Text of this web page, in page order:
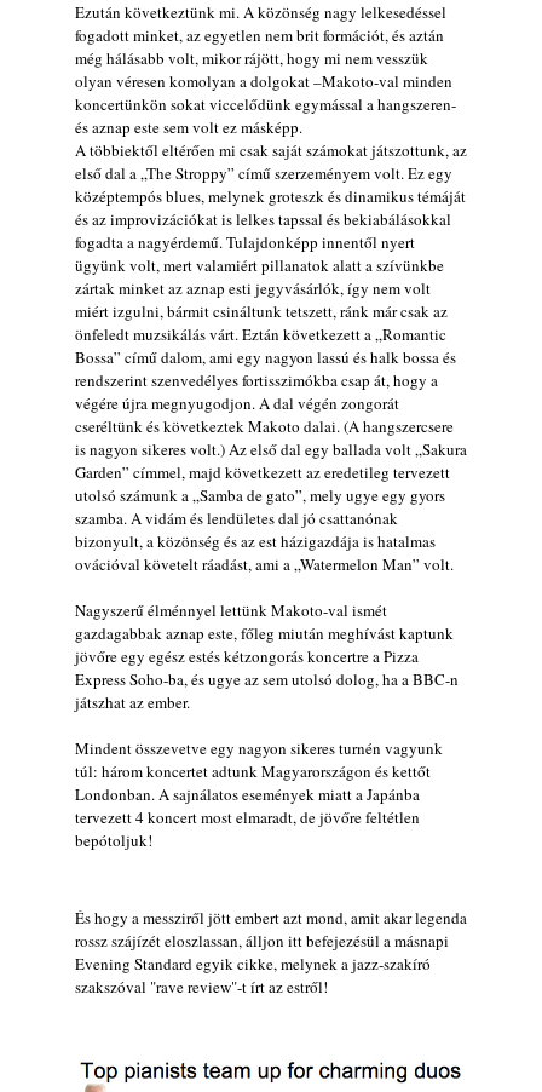
Ezután következtünk mi. A közönség nagy lelkesedéssel
fogadott minket, az egyetlen nem brit formációt, és aztán
még hálásabb volt, mikor rájött, hogy mi nem vesszük
olyan véresen komolyan a dolgokat –Makoto-val minden
koncertünkön sokat viccelődünk egymással a hangszeren-
és aznap este sem volt ez másképp.
A többiektől eltérően mi csak saját számokat játszottunk, az
első dal a „The Stroppy” című szerzeményem volt. Ez egy
középtempós blues, melynek groteszk és dinamikus témáját
és az improvizációkat is lelkes tapssal és bekiabálásokkal
fogadta a nagyérdemű. Tulajdonképp innentől nyert
ügyünk volt, mert valamiért pillanatok alatt a szívünkbe
zártak minket az aznap esti jegyvásárlók, így nem volt
miért izgulni, bármit csináltunk tetszett, ránk már csak az
önfeledt muzsikálás várt. Eztán következett a „Romantic
Bossa” című dalom, ami egy nagyon lassú és halk bossa és
rendszerint szenvedélyes fortisszimókba csap át, hogy a
végére újra megnyugodjon. A dal végén zongorát
cseréltünk és következtek Makoto dalai. (A hangszercsere
is nagyon sikeres volt.) Az első dal egy ballada volt „Sakura
Garden” címmel, majd következett az eredetileg tervezett
utolsó számunk a „Samba de gato”, mely ugye egy gyors
szamba. A vidám és lendületes dal jó csattanónak
bizonyult, a közönség és az est házigazdája is hatalmas
ovációval követelt ráadást, ami a „Watermelon Man” volt.
Nagyszerű élménnyel lettünk Makoto-val ismét
gazdagabbak aznap este, főleg miután meghívást kaptunk
jövőre egy egész estés kétzongorás koncertre a Pizza
Express Soho-ba, és ugye az sem utolsó dolog, ha a BBC-n
játszhat az ember.
Mindent összevetve egy nagyon sikeres turnén vagyunk
túl: három koncertet adtunk Magyarországon és kettőt
Londonban. A sajnálatos események miatt a Japánba
tervezett 4 koncert most elmaradt, de jövőre feltétlen
bepótoljuk!
És hogy a messziről jött embert azt mond, amit akar legenda
rossz szájízét eloszlassan, álljon itt befejezésül a másnapi
Evening Standard egyik cikke, melynek a jazz-szakíró
szakszóval "rave review"-t írt az estről!